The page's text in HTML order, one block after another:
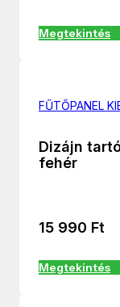
Megtekintés
FŰTŐPANEL
Dizájn
fehér
15 990 Ft
Megtekintés